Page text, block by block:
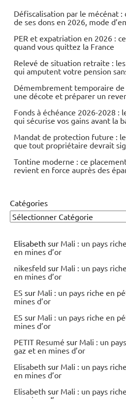
Défiscalisation par le mécénat :
de ses dons en 2026, mode
PER et expatriation en 2026 :
quand vous quittez la France
Relevé de situation retraite :
qui amputent votre pension
Démembrement temporaire de
une décote et préparer un
Fonds à échéance 2026-2028 :
qui sécurise vos gains avant la
Mandat de protection future :
que tout propriétaire devrait
Tontine moderne : ce
revient en force auprès des
Catégories
Elisabeth sur Mali : un pays
en mines d’or
nikesfeld sur Mali : un pays
en mines d’or
ES sur Mali : un pays riche en
mines d’or
ES sur Mali : un pays riche en
mines d’or
PETIT Resumé sur Mali : un
gaz et en mines d’or
Elisabeth sur Mali : un pays
en mines d’or
Elisabeth sur Mali : un pays